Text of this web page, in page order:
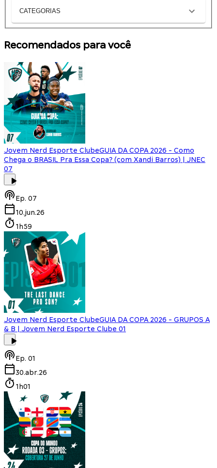
CATEGORIAS
Recomendados para você
Jovem Nerd Esporte ClubeGUIA DA COPA 2026 - Como
Chega o BRASIL Pra Essa Copa? (com Xandi Barros) | JNEC
07
Ep. 07
10.jun.26
1h59
Jovem Nerd Esporte ClubeGUIA DA COPA 2026 - GRUPOS A
& B | Jovem Nerd Esporte Clube 01
Ep. 01
30.abr.26
1h01